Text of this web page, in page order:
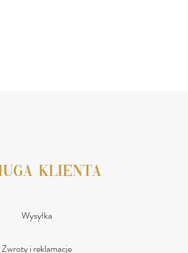
klienta
Wysyłka
Zwroty i reklamacje